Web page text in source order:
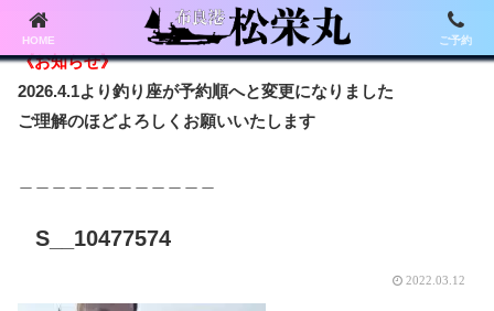
《お知らせ》
2026.4.1より釣り座が予約順へと変更になりました
ご理解のほどよろしくお願いいたします
S__10477574
2022.03.12
HOME ご予約